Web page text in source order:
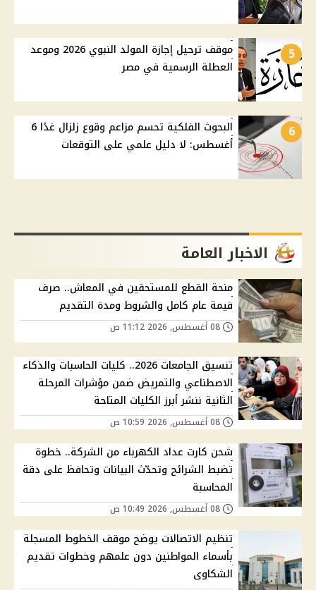
5
موقف ترحيل إجازة المولد النبوي 2026 وموعد
العطلة الرسمية في مصر
6
البحوث الفلكية تحسم مزاعم وقوع زلزال غدًا 6
أغسطس: لا دليل علمي على التوقعات
الاخبار العامة
منحة القطع للمستحقين في المعاش.. صرف
قيمة عام كامل والشروط ومدة التقديم
تنسيق الجامعات 2026.. كليات الحاسبات والذكاء
الاصطناعي والتمريض ضمن مؤشرات المرحلة
الثانية ننشر أبرز الكليات المتاحة
شحن كارت عداد الكهرباء من الشركة.. خطوة
تضبط الشرائح وتحدّث البيانات وتحافظ على دقة
المحاسبة
تنظيم الاتصالات يوضح موقف الخطوط المسجلة
بأسماء المواطنين دون علمهم وخطوات تقديم
الشكاوى